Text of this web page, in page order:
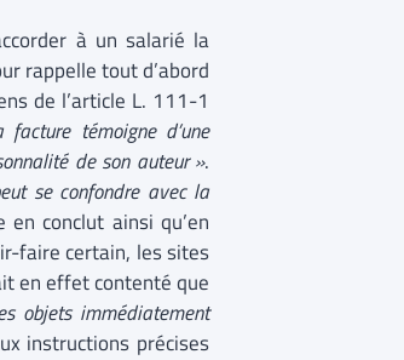
à un salarié la
rappelle tout d’abord
de l’article L. 111-1
témoigne d’une
de son auteur ».
se confondre avec la
en conclut ainsi qu’en
faire certain, les sites
en effet contenté que
objets immédiatement
instructions précises